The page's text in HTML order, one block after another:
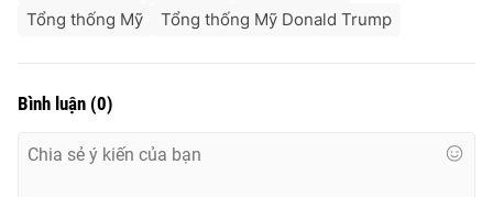
Tổng thống Mỹ
Tổng thống Mỹ Donald Trump
Bình luận (0)